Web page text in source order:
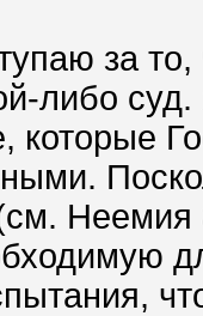
за то,
либо
которые
Неемия